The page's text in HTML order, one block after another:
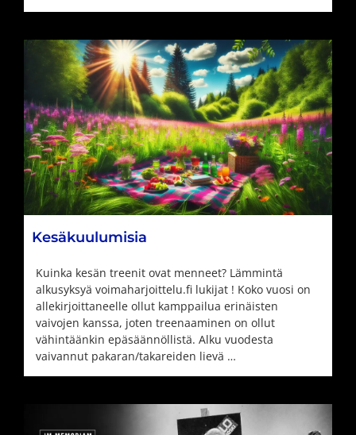
Kesäkuulumisia
Kuinka kesän treenit ovat menneet? Lämmintä
alkusyksyä voimaharjoittelu.fi lukijat ! Koko vuosi on
allekirjoittaneelle ollut kamppailua erinäisten
vaivojen kanssa, joten treenaaminen on ollut
vähintäänkin epäsäännöllistä. Alku vuodesta
vaivannut pakaran/takareiden lievä …